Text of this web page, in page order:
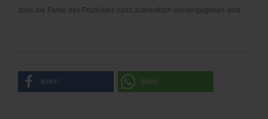
dass die Farbe des Produktes nicht authentisch wiedergegeben wird.
teilen teilen